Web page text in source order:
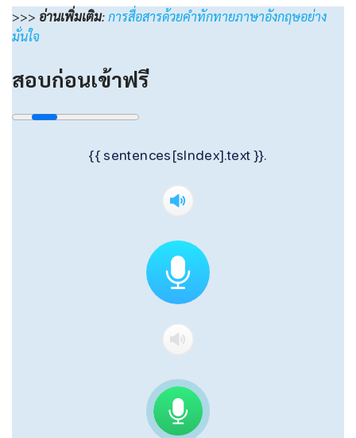
>>> อ่านเพิ่มเติม:การสื่อสารด้วยคำทักทายภาษาอังกฤษอย่าง
มั่นใจ
สอบก่อนเข้าฟรี
{{ sentences[sIndex].text }}.